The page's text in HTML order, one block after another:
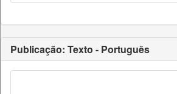
Publicação: Texto - Português